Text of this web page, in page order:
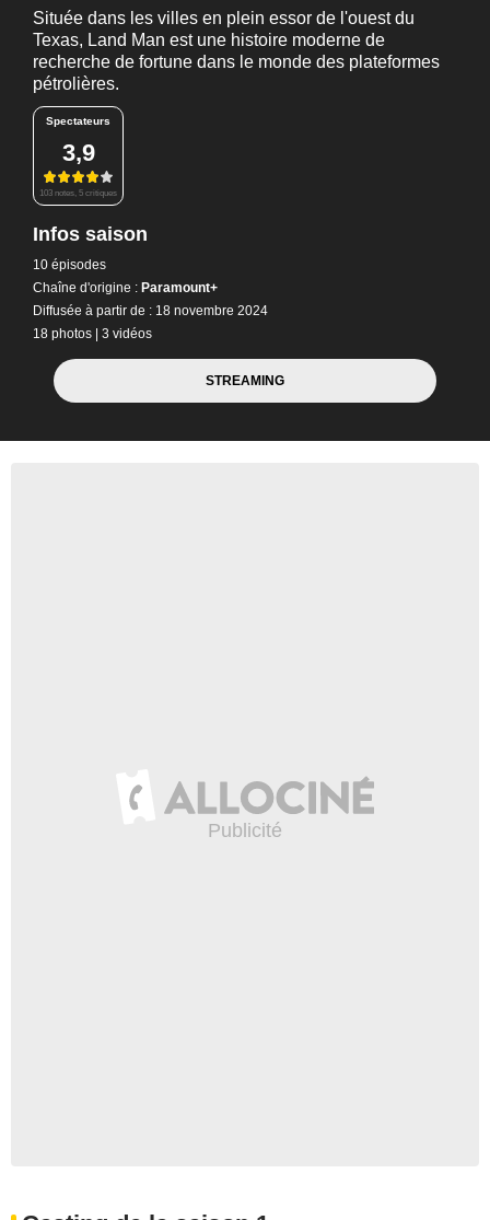
Située dans les villes en plein essor de l'ouest du
Texas, Land Man est une histoire moderne de
recherche de fortune dans le monde des plateformes
pétrolières.
Spectateurs
3,9
103 notes, 5 critiques
Infos saison
10 épisodes
Chaîne d'origine : Paramount+
Diffusée à partir de : 18 novembre 2024
18 photos | 3 vidéos
STREAMING